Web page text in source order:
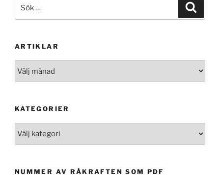
efter:
ARTIKLAR
KATEGORIER
NUMMER AV RÅKRAFTEN SOM PDF